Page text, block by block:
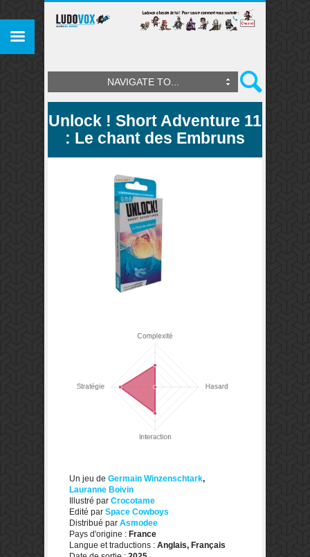
NAVIGATE TO...
Unlock ! Short Adventure 11
: Le chant des Embruns
Un jeu de Germain Winzenschtark,
Lauranne Boivin
Illustré par Crocotame
Edité par Space Cowboys
Distribué par Asmodee
Pays d'origine : France
Langue et traductions : Anglais, Français